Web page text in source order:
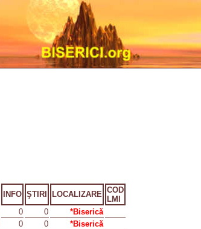
INFO ŞTIRI LOCALIZARE COD
LMI
0 0
*Biserică
0 0
*Biserică